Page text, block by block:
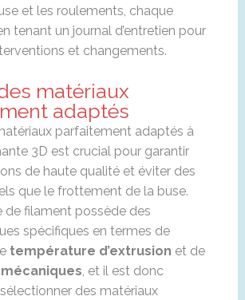
et les roulements, chaque
tenant un journal d’entretien pour
et changements.
matériaux
adaptés
parfaitement adaptés à
3D est crucial pour garantir
de haute qualité et éviter des
que le frottement de la buse.
de filament possède des
spécifiques en termes de
température d’extrusion et de
, et il est donc
des matériaux